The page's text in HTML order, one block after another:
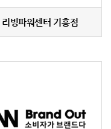
리빙파워센터 기흥점